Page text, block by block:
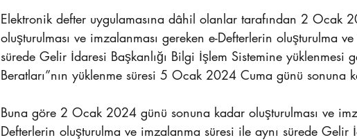
Elektronik defter uygulamasına dâhil olanlar tarafından 2 Ocak
oluşturulması ve imzalanması gereken e-Defterlerin oluşturulma
sürede Gelir İdaresi Başkanlığı Bilgi İşlem Sistemine yüklenmesi
Beratları”nın yüklenme süresi 5 Ocak 2024 Cuma günü sonuna
Buna göre 2 Ocak 2024 günü sonuna kadar oluşturulması ve
Defterlerin oluşturulma ve imzalanma süresi ile aynı sürede Gelir